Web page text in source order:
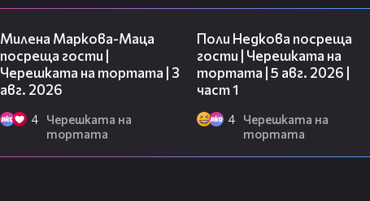
Милена Маркова-Маца
посреща гости |
Черешката на тортата | 3
авг. 2026
4
Черешката на
тортата
Поли Недкова посреща
гости | Черешката на
тортата | 5 авг. 2026 |
част 1
4
Черешката на
тортата